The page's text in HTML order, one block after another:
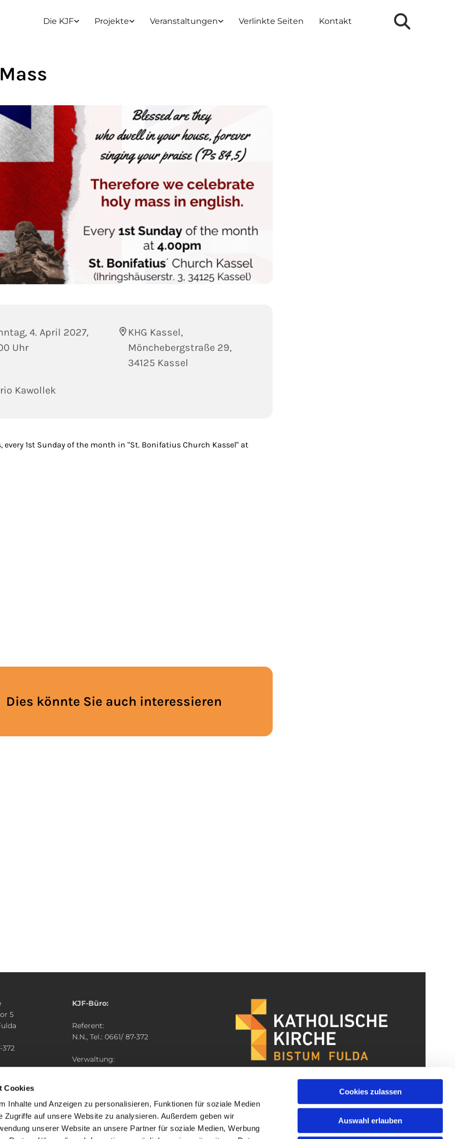
Cookies
Inhalte und Anzeigen zu personalisieren, Funktionen für soziale Medien
Zugriffe auf unsere Website zu analysieren. Außerdem geben wir
unserer Website an unsere Partner für soziale Medien, Werbung
Cookies zulassen
Auswahl erlauben
Die KJF Projekte Veranstaltungen Verlinkte Seiten Kontakt
4. April 2027,
Uhr
KHG Kassel,
Mönchebergstraße 29,
34125 Kassel
Kawollek
every 1st Sunday of the month in "St. Bonifatius Church Kassel" at
Dies könnte Sie auch interessieren
5
372
fulda.de
KJF-Büro:
Referent:
N.N., Tel.: 0661/ 87-372
Verwaltung:
Simon Herget, Tel.: 0661/ 87-367